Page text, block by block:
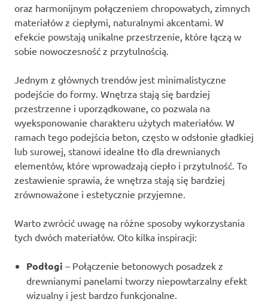
oraz harmonijnym połączeniem chropowatych, zimnych
materiałów z ciepłymi, naturalnymi akcentami. W
efekcie powstają unikalne przestrzenie, które łączą w
sobie nowoczesność z przytulnością.
Jednym z głównych trendów jest minimalistyczne
podejście do formy. Wnętrza stają się bardziej
przestrzenne i uporządkowane, co pozwala na
wyeksponowanie charakteru użytych materiałów. W
ramach tego podejścia beton, często w odsłonie gładkiej
lub surowej, stanowi idealne tło dla drewnianych
elementów, które wprowadzają ciepło i przytulność. To
zestawienie sprawia, że wnętrza stają się bardziej
zrównoważone i estetycznie przyjemne.
Warto zwrócić uwagę na różne sposoby wykorzystania
tych dwóch materiałów. Oto kilka inspiracji:
Podłogi – Połączenie betonowych posadzek z
drewnianymi panelami tworzy niepowtarzalny efekt
wizualny i jest bardzo funkcjonalne.